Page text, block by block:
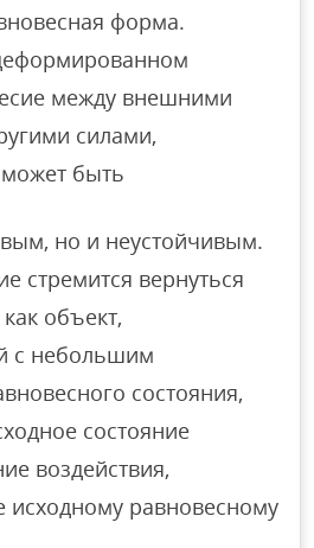
форма.
между внешними
силами,
быть
но и неустойчивым.
стремится вернуться
объект,
с небольшим
состояния,
состояние
воздействия,
исходному равновесному